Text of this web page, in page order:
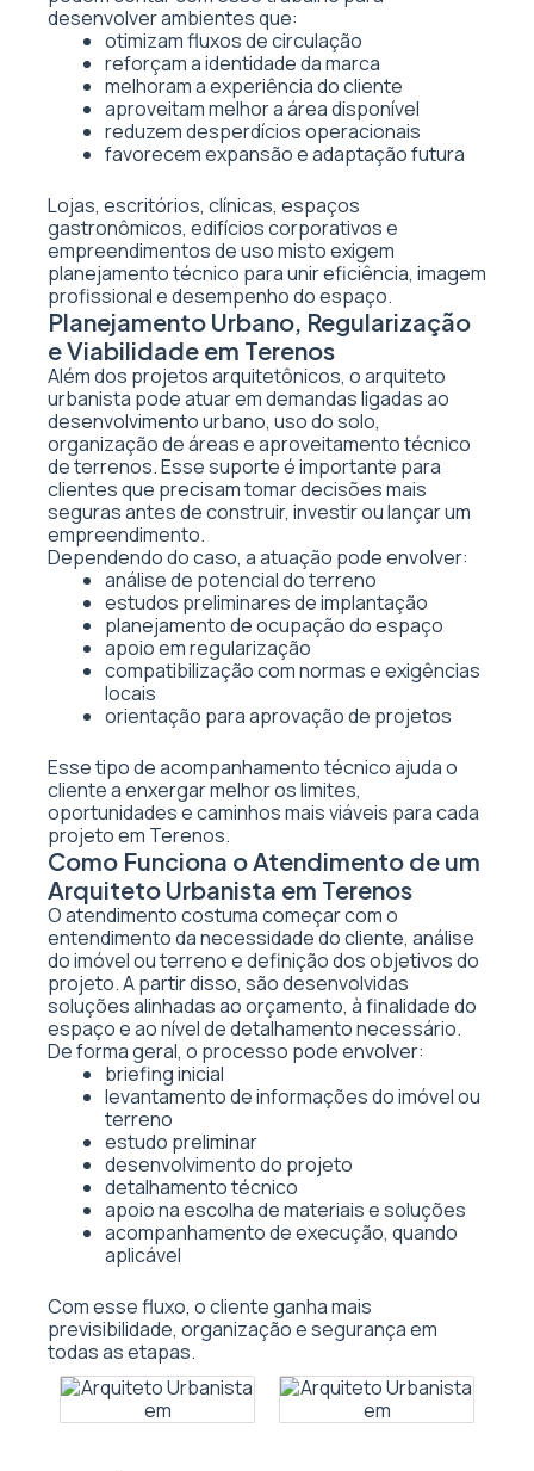
desenvolver ambientes que:
otimizam fluxos de circulação
reforçam a identidade da marca
melhoram a experiência do cliente
aproveitam melhor a área disponível
reduzem desperdícios operacionais
favorecem expansão e adaptação futura
Lojas, escritórios, clínicas, espaços
gastronômicos, edifícios corporativos e
empreendimentos de uso misto exigem
planejamento técnico para unir eficiência, imagem
profissional e desempenho do espaço.
Planejamento Urbano, Regularização
e Viabilidade em Terenos
Além dos projetos arquitetônicos, o arquiteto
urbanista pode atuar em demandas ligadas ao
desenvolvimento urbano, uso do solo,
organização de áreas e aproveitamento técnico
de terrenos. Esse suporte é importante para
clientes que precisam tomar decisões mais
seguras antes de construir, investir ou lançar um
empreendimento.
Dependendo do caso, a atuação pode envolver:
análise de potencial do terreno
estudos preliminares de implantação
planejamento de ocupação do espaço
apoio em regularização
compatibilização com normas e exigências
locais
orientação para aprovação de projetos
Esse tipo de acompanhamento técnico ajuda o
cliente a enxergar melhor os limites,
oportunidades e caminhos mais viáveis para cada
projeto em Terenos.
Como Funciona o Atendimento de um
Arquiteto Urbanista em Terenos
O atendimento costuma começar com o
entendimento da necessidade do cliente, análise
do imóvel ou terreno e definição dos objetivos do
projeto. A partir disso, são desenvolvidas
soluções alinhadas ao orçamento, à finalidade do
espaço e ao nível de detalhamento necessário.
De forma geral, o processo pode envolver:
briefing inicial
levantamento de informações do imóvel ou
terreno
estudo preliminar
desenvolvimento do projeto
detalhamento técnico
apoio na escolha de materiais e soluções
acompanhamento de execução, quando
aplicável
Com esse fluxo, o cliente ganha mais
previsibilidade, organização e segurança em
todas as etapas.